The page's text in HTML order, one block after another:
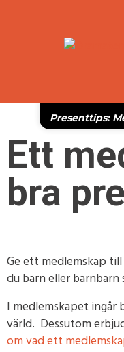
Presenttips:
Ett
bra
Ge ett medlemskap
du barn eller
I medlemskapet ingår
värld. Dessutom
om vad ett